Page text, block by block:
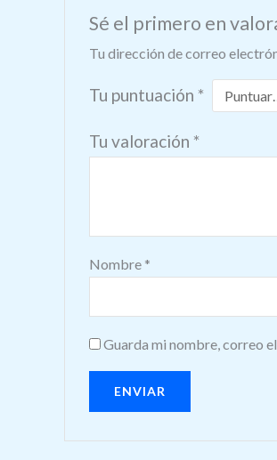
Sé el primero en
Tu dirección de correo
Tu puntuación *
Tu valoración *
Nombre *
Guarda mi nombre, correo